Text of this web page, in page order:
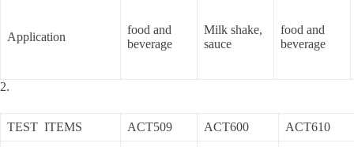
Application
food and
beverage
Milk shake,
sauce
food and
beverage
2.
TEST ITEMS ACT509 ACT600 ACT610